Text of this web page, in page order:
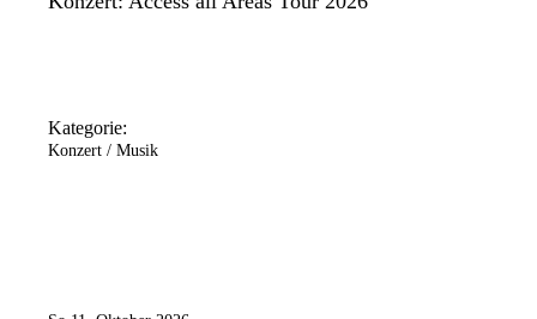
Kategorie:
Konzert / Musik